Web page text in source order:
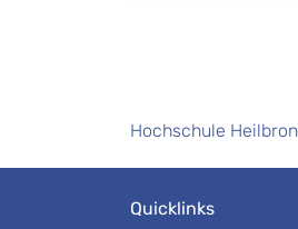
Hochschule
Quicklinks